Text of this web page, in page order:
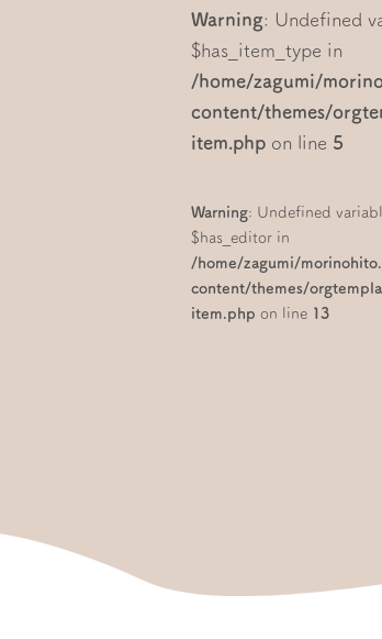
Warning: Undefined
$has_item_type in
/home/zagumi/
content/themes/
item.php on line 5
Warning: Undefined
$has_editor in
/home/zagumi/
content/themes/
item.php on line 13